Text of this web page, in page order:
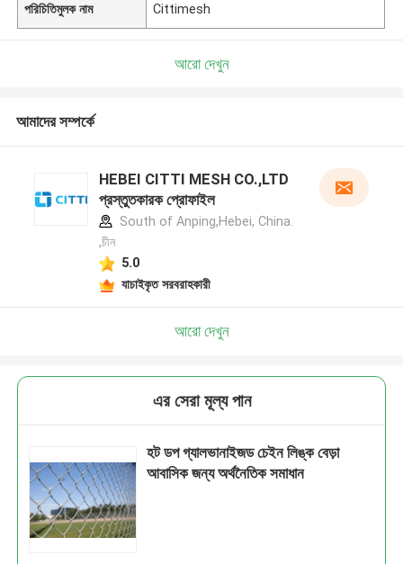
পরিচিতিমুলক নাম Cittimesh
আরো দেখুন
আমাদের সম্পর্কে
HEBEI CITTI MESH CO.,LTD
প্রস্তুতকারক প্রোফাইল
South of Anping,Hebei, China.
,চীন
5.0
যাচাইকৃত সরবরাহকারী
আরো দেখুন
এর সেরা মূল্য পান
হট ডপ গ্যালভানাইজড চেইন লিঙ্ক বেড়া
আবাসিক জন্য অর্থনৈতিক সমাধান